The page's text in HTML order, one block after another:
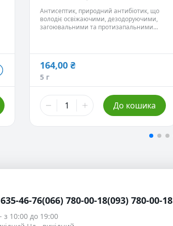
Усуває подразнення після гоління та
механічної епіляції.
Антисептик, природний антибіотик, що
володіє освіжаючими, дезодоруючими,
загоювальними та протизапальними
164,00 ₴
5 г
До кошика
46-76(066) 780-00-18(093) 780-00-18
з 10:00 до 19:00